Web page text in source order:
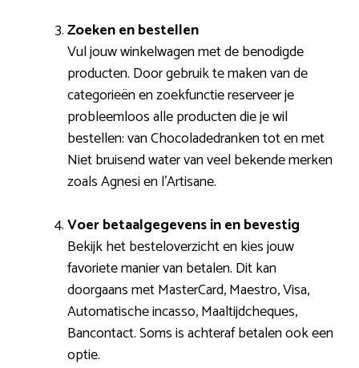
Zoeken en bestellen
Vul jouw winkelwagen met de benodigde
producten. Door gebruik te maken van de
categorieën en zoekfunctie reserveer je
probleemloos alle producten die je wil
bestellen: van Chocoladedranken tot en met
Niet bruisend water van veel bekende merken
zoals Agnesi en l’Artisane.
Voer betaalgegevens in en bevestig
Bekijk het besteloverzicht en kies jouw
favoriete manier van betalen. Dit kan
doorgaans met MasterCard, Maestro, Visa,
Automatische incasso, Maaltijdcheques,
Bancontact. Soms is achteraf betalen ook een
optie.